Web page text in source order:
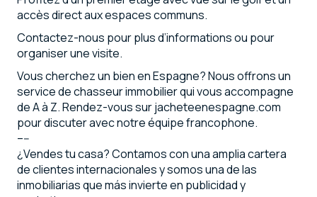
accès direct aux espaces communs.
Contactez-nous pour plus d’informations ou pour
organiser une visite.
Vous cherchez un bien en Espagne? Nous offrons un
service de chasseur immobilier qui vous accompagne
de A à Z. Rendez-vous sur jacheteenespagne.com
pour discuter avec notre équipe francophone.
–--
¿Vendes tu casa? Contamos con una amplia cartera
de clientes internacionales y somos una de las
inmobiliarias que más invierte en publicidad y